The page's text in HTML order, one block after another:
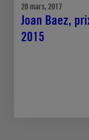
20 mars, 2017
Joan Baez,
2015